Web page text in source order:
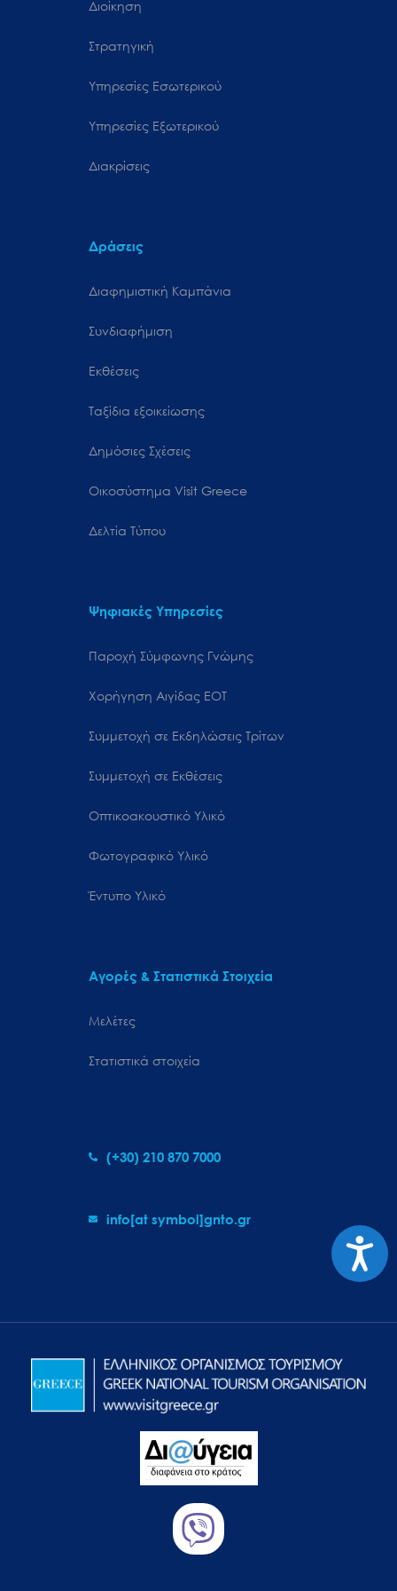
Διοίκηση
Στρατηγική
Υπηρεσίες Εσωτερικού
Υπηρεσίες Εξωτερικού
Διακρίσεις
Δράσεις
Διαφημιστική Καμπάνια
Συνδιαφήμιση
Εκθέσεις
Ταξίδια εξοικείωσης
Δημόσιες Σχέσεις
Oικοσύστημα Visit Greece
Δελτία Τύπου
Ψηφιακές Υπηρεσίες
Παροχή Σύμφωνης Γνώμης
Χορήγηση Αιγίδας ΕΟΤ
Συμμετοχή σε Εκδηλώσεις Τρίτων
Συμμετοχή σε Εκθέσεις
Οπτικοακουστικό Υλικό
Φωτογραφικό Υλικό
Έντυπο Υλικό
Αγορές & Στατιστικά Στοιχεία
Μελέτες
Στατιστικά στοιχεία
(+30) 210 870 7000
info[at symbol]gnto.gr